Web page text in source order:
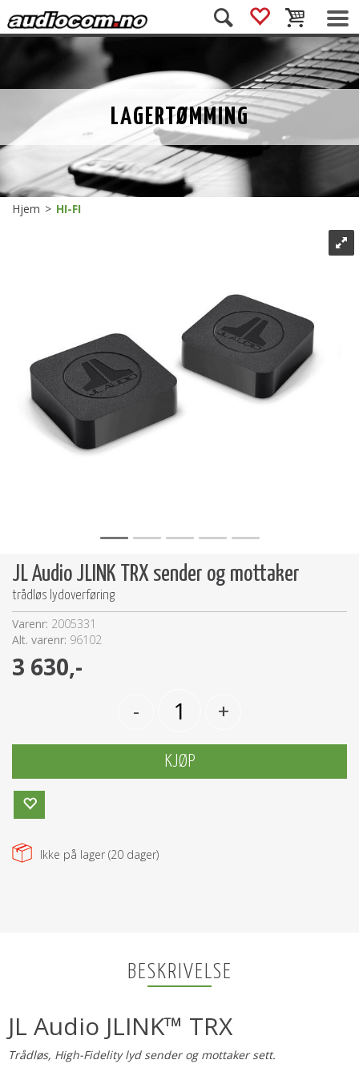
LAGERTØMMING
Hjem>HI-FI
JL Audio JLINK TRX sender og mottaker
trådløs lydoverføring
Varenr: 2005331
Alt. varenr: 96102
3 630,-
- +
KJØP
Ikke på lager (20 dager)
BESKRIVELSE
JL Audio JLINK™ TRX
Trådløs, High-Fidelity lyd sender og mottaker sett.